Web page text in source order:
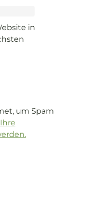
in
um Spam